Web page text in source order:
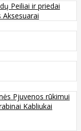
Peiliai ir priedai
Aksesuarai
Pjuvenos rūkimui
Kabliukai